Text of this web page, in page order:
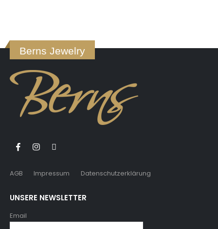
Berns Jewelry
AGB Impressum Datenschutzerklärung
UNSERE NEWSLETTER
Email